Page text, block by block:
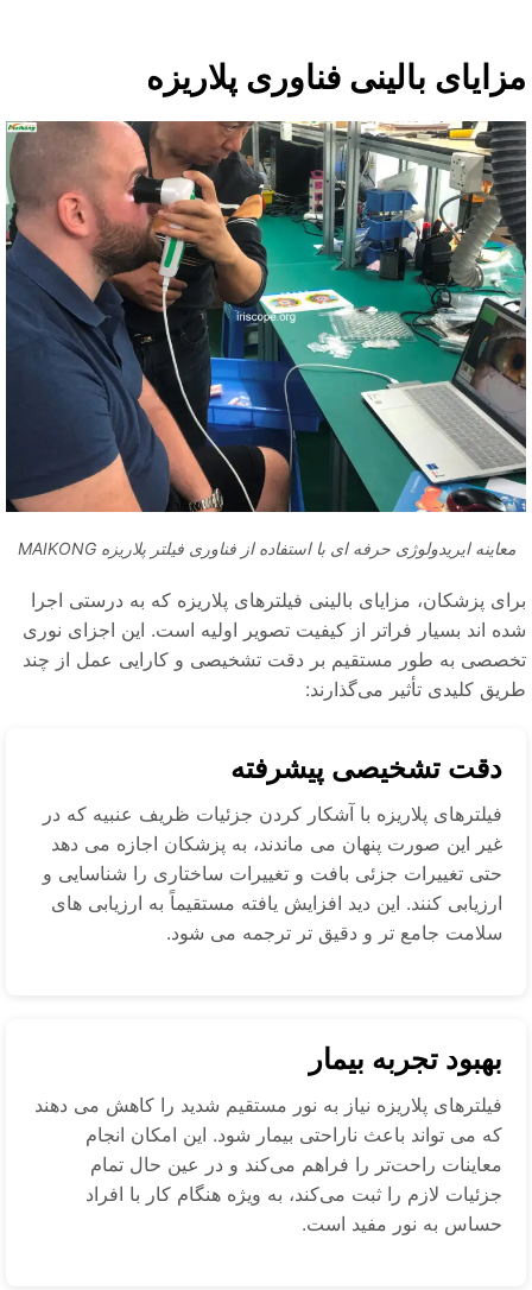
بالینی فناوری پلاریزه
معاینه ایریدولوژی حرفه ای با استفاده از فناوری فیلتر پلاریزه MAIKONG
پزشکان، مزایای بالینی فیلترهای پلاریزه که به درستی اجرا
اند بسیار فراتر از کیفیت تصویر اولیه است. این اجزای نوری
به طور مستقیم بر دقت تشخیصی و کارایی عمل از چند
کلیدی تأثیر می‌گذارند:
دقت تشخیصی پیشرفته
فیلترهای پلاریزه با آشکار کردن جزئیات ظریف عنبیه که در
غیر این صورت پنهان می ماندند، به پزشکان اجازه می دهد
حتی تغییرات جزئی بافت و تغییرات ساختاری را شناسایی و
ارزیابی کنند. این دید افزایش یافته مستقیماً به ارزیابی های
سلامت جامع تر و دقیق تر ترجمه می شود.
بهبود تجربه بیمار
فیلترهای پلاریزه نیاز به نور مستقیم شدید را کاهش می دهند
که می تواند باعث ناراحتی بیمار شود. این امکان انجام
معاینات راحت‌تر را فراهم می‌کند و در عین حال تمام
جزئیات لازم را ثبت می‌کند، به ویژه هنگام کار با افراد
حساس به نور مفید است.